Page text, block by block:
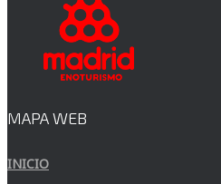
MAPA WEB
INICIO